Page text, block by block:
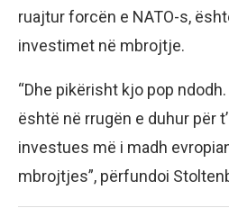
ruajtur forcën e NATO-s,
investimet në mbrojtje.
“Dhe pikërisht kjo pop
është në rrugën e duhur për
investues më i madh
mbrojtjes”, përfundoi